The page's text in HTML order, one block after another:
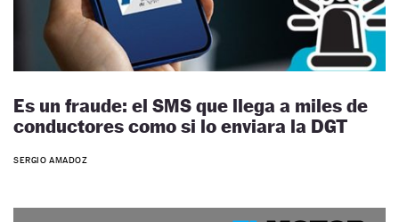
Es un fraude: el SMS que llega a miles de
conductores como si lo enviara la DGT
SERGIO AMADOZ